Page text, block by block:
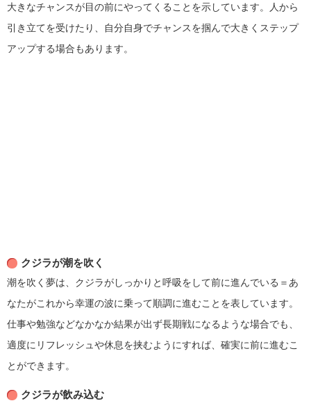
大きなチャンスが目の前にやってくることを示しています。人から
引き立てを受けたり、自分自身でチャンスを掴んで大きくステップ
アップする場合もあります。
クジラが潮を吹く
潮を吹く夢は、クジラがしっかりと呼吸をして前に進んでいる＝あ
なたがこれから幸運の波に乗って順調に進むことを表しています。
仕事や勉強などなかなか結果が出ず長期戦になるような場合でも、
適度にリフレッシュや休息を挟むようにすれば、確実に前に進むこ
とができます。
クジラが飲み込む